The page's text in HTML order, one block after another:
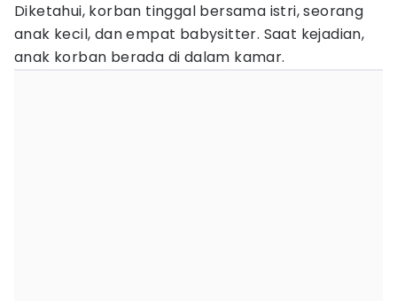
Diketahui, korban tinggal bersama istri, seorang
anak kecil, dan empat babysitter. Saat kejadian,
anak korban berada di dalam kamar.